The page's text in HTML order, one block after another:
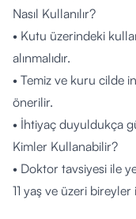
Nasıl Kullanılır?
• Kutu üzerindeki
alınmalıdır.
• Temiz ve kuru cilde
önerilir.
• İhtiyaç duyuldukça
Kimler Kullanabilir?
• Doktor tavsiyesi ile
11 yaş ve üzeri